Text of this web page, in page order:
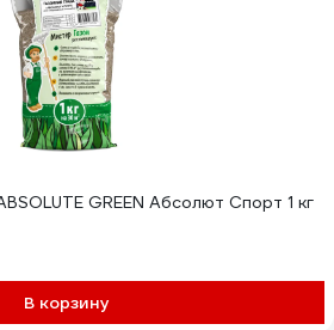
GREEN Абсолют Спорт 1 кг
В корзину